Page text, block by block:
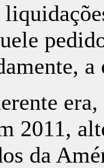
a
era,
2011,
da